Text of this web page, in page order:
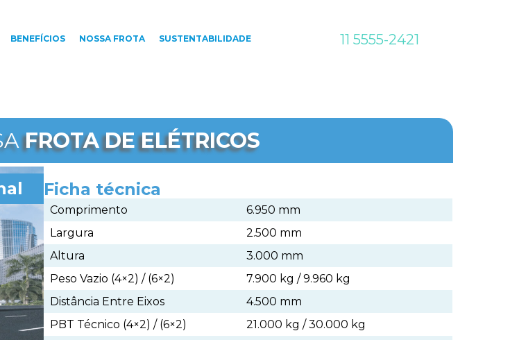
BENEFÍCIOS NOSSA FROTA SUSTENTABILIDADE 11 5555-2421
FROTA DE ELÉTRICOS
Ficha técnica
Comprimento
6.950 mm
Largura
2.500 mm
Altura
3.000 mm
Peso Vazio (4×2) / (6×2)
7.900 kg / 9.960 kg
Distância Entre Eixos
4.500 mm
PBT Técnico (4×2) / (6×2)
21.000 kg / 30.000 kg